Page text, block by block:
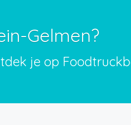
Gelmen?
je op